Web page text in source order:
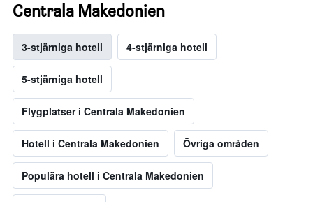
Centrala Makedonien
3-stjärniga hotell 4-stjärniga hotell
5-stjärniga hotell
Flygplatser i Centrala Makedonien
Hotell i Centrala Makedonien Övriga områden
Populära hotell i Centrala Makedonien